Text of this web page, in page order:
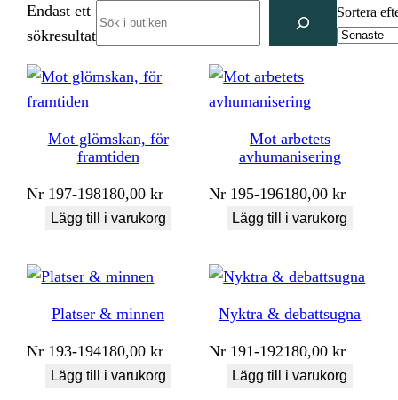
Endast ett
sökresultat
Sortera
Mot glömskan, för
framtiden
Nr 197-198180,00kr
Lägg till i varukorg
Mot arbetets
avhumanisering
Nr 195-196180,00kr
Lägg till i varukorg
Platser & minnen
Nr 193-194180,00kr
Lägg till i varukorg
Nyktra & debattsugna
Nr 191-192180,00kr
Lägg till i varukorg